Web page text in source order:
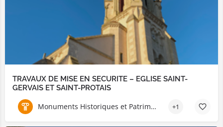
TRAVAUX DE MISE EN SECURITE – EGLISE SAINT-
GERVAIS ET SAINT-PROTAIS
Monuments Historiques et Patrimoine +1